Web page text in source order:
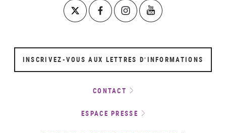
INSCRIVEZ-VOUS AUX LETTRES D’INFORMATIONS
CONTACT
ESPACE PRESSE